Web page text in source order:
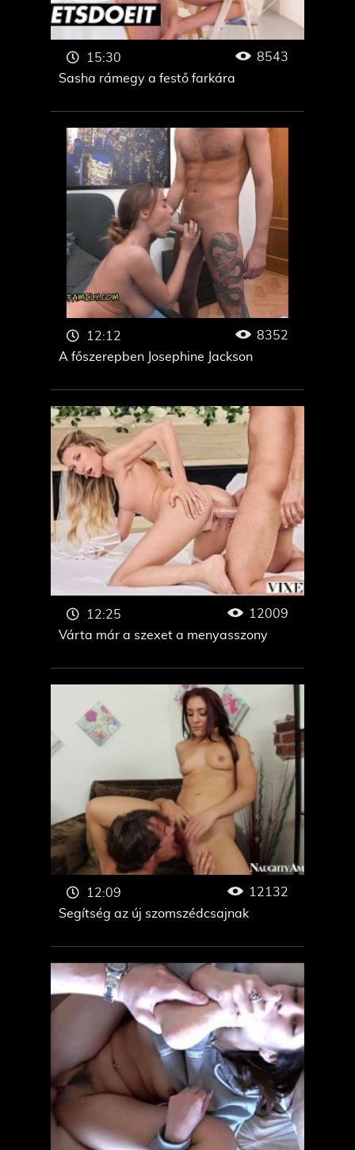
Sasha rámegy a festő farkára
15:30 8543
A főszerepben Josephine Jackson
12:12 8352
Várta már a szexet a menyasszony
12:25 12009
Segítség az új szomszédcsajnak
12:09 12132